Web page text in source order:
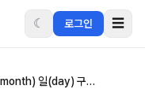
☾ 로그인 ☰
datepicker 년(year) 월(month) 일(day) 구하기